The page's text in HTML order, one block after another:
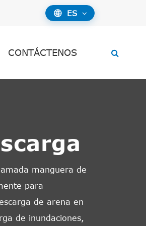
 ES
CONTÁCTENOS
manguera de
para
de arena en
de inundaciones,